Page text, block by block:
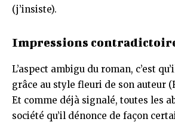
(j’insiste).
Impressions
L’aspect ambigu du roman, c’est
grâce au style fleuri de son auteur
Et comme déjà signalé, toutes les
société qu’il dénonce de façon